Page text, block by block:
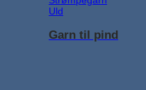
Uld
Garn til pind